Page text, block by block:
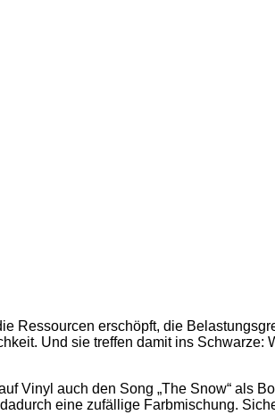
Ressourcen erschöpft, die
Und sie treffen damit ins Schwarze:
Vinyl auch den Song „The Snow“ als
eine zufällige Farbmischung.